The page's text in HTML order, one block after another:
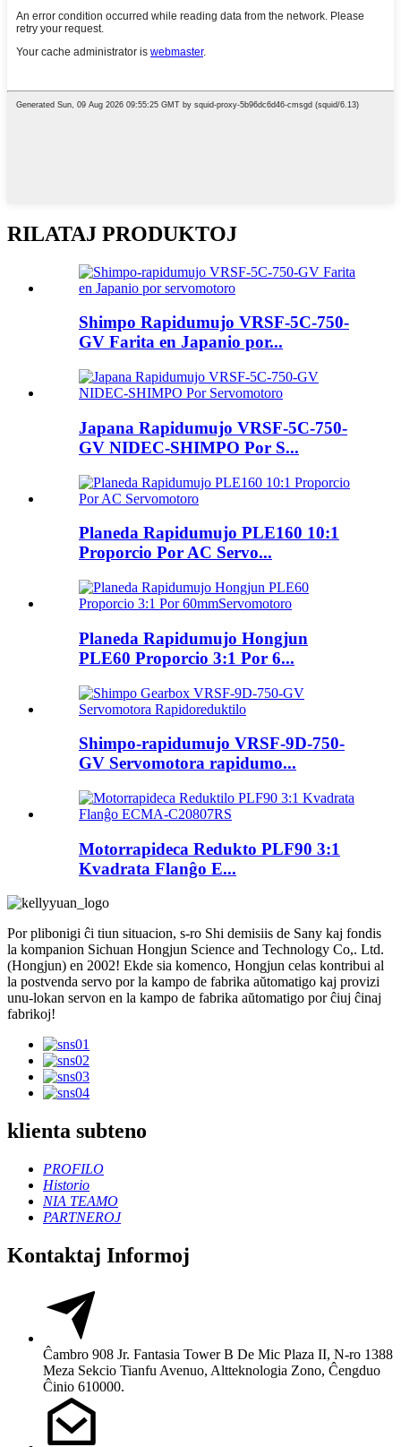
RILATAJ PRODUKTOJ
Shimpo Rapidumujo VRSF-5C-750-
GV Farita en Japanio por...
Japana Rapidumujo VRSF-5C-750-
GV NIDEC-SHIMPO Por S...
Planeda Rapidumujo PLE160 10:1
Proporcio Por AC Servo...
Planeda Rapidumujo Hongjun
PLE60 Proporcio 3:1 Por 6...
Shimpo-rapidumujo VRSF-9D-750-
GV Servomotora rapidumo...
Motorrapideca Redukto PLF90 3:1
Kvadrata Flanĝo E...
Por plibonigi ĉi tiun situacion, s-ro Shi demisiis de Sany kaj fondis
la kompanion Sichuan Hongjun Science and Technology Co,. Ltd.
(Hongjun) en 2002! Ekde sia komenco, Hongjun celas kontribui al
la postvenda servo por la kampo de fabrika aŭtomatigo kaj provizi
unu-lokan servon en la kampo de fabrika aŭtomatigo por ĉiuj ĉinaj
fabrikoj!
klienta subteno
PROFILO
Historio
NIA TEAMO
PARTNEROJ
Kontaktaj Informoj
Ĉambro 908 Jr. Fantasia Tower B De Mic Plaza II, N-ro 1388
Meza Sekcio Tianfu Avenuo, Altteknologia Zono, Ĉengduo
Ĉinio 610000.